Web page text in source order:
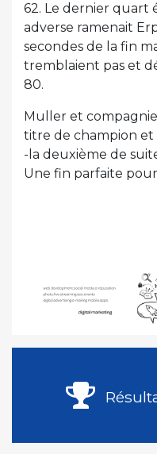
62. Le dernier quart
adverse ramenait
secondes de la fin
tremblaient pas et
80.
Muller et
titre de champion et
-la deuxième de
Une fin parfaite